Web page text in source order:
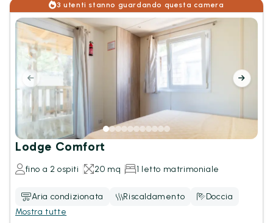
3 utenti stanno guardando questa camera
Lodge Comfort
fino a 2 ospiti 20 mq 1 letto matrimoniale
Aria condizionata Riscaldamento
Doccia
Mostra tutte